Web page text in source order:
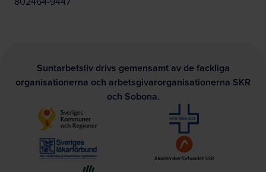
Suntarbetsliv drivs gemensamt av de fackliga
organisationerna och arbetsgivarorganisationerna SKR
och Sobona.